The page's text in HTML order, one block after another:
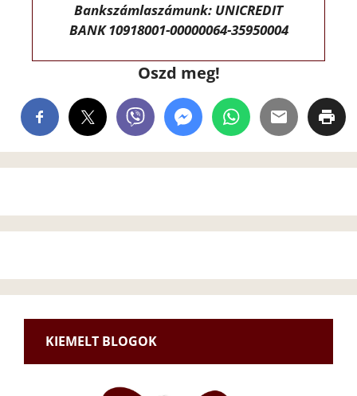
Bankszámlaszámunk: UNICREDIT
BANK 10918001-00000064-35950004
Oszd meg!
KIEMELT BLOGOK